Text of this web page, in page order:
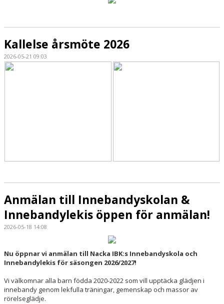
Kallelse årsmöte 2026
2026-05-21 09:03
Anmälan till Innebandyskolan &
Innebandylekis öppen för anmälan!
2026-05-18 14:08
Nu öppnar vi anmälan till Nacka IBK:s Innebandyskola och
Innebandylekis för säsongen 2026/2027!
Vi välkomnar alla barn födda 2020-2022 som vill upptäcka glädjen i
innebandy genom lekfulla träningar, gemenskap och massor av
rörelseglädje.